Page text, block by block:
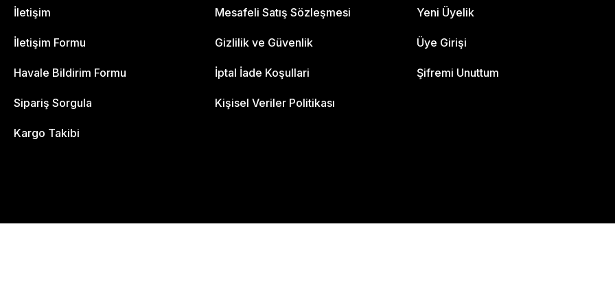
İletişim
İletişim Formu
Havale Bildirim Formu
Sipariş Sorgula
Kargo Takibi
Mesafeli Satış Sözleşmesi
Gizlilik ve Güvenlik
İptal İade Koşullari
Kişisel Veriler Politikası
Yeni Üyelik
Üye Girişi
Şifremi Unuttum